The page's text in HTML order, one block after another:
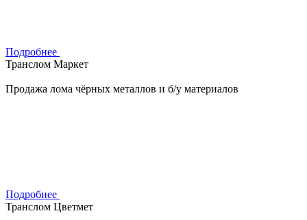
Подробнее
Транслом Маркет
Продажа лома чёрных металлов и б/у материалов
Подробнее
Транслом Цветмет